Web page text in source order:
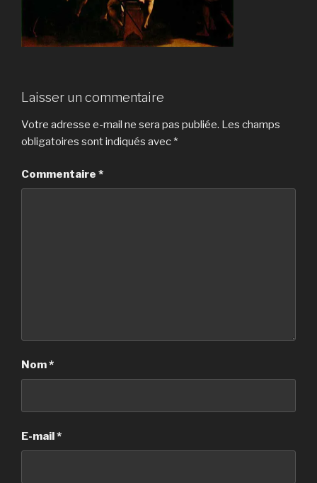
Laisser un commentaire
Votre adresse e-mail ne sera pas publiée. Les champs
obligatoires sont indiqués avec *
Commentaire *
Nom*
E-mail *